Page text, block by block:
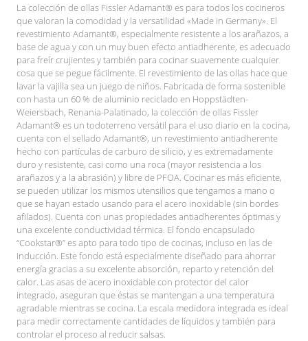
La colección de ollas Fissler Adamant® es para todos los cocineros
que valoran la comodidad y la versatilidad «Made in Germany». El
revestimiento Adamant®, especialmente resistente a los arañazos, a
base de agua y con un muy buen efecto antiadherente, es adecuado
para freír crujientes y también para cocinar suavemente cualquier
cosa que se pegue fácilmente. El revestimiento de las ollas hace que
lavar la vajilla sea un juego de niños. Fabricada de forma sostenible
con hasta un 60 % de aluminio reciclado en Hoppstädten-
Weiersbach, Renania-Palatinado, la colección de ollas Fissler
Adamant® es un todoterreno versátil para el uso diario en la cocina,
cuenta con el sellado Adamant®, un revestimiento antiadherente
hecho con partículas de carburo de silicio, y es extremadamente
duro y resistente, casi como una roca (mayor resistencia a los
arañazos y a la abrasión) y libre de PFOA. Cocinar es más eficiente,
se pueden utilizar los mismos utensilios que tengamos a mano o
que se hayan estado usando para el acero inoxidable (sin bordes
afilados). Cuenta con unas propiedades antiadherentes óptimas y
una excelente conductividad térmica. El fondo encapsulado
“Cookstar®” es apto para todo tipo de cocinas, incluso en las de
inducción. Este fondo está especialmente diseñado para ahorrar
energía gracias a su excelente absorción, reparto y retención del
calor. Las asas de acero inoxidable con protector del calor
integrado, aseguran que éstas se mantengan a una temperatura
agradable mientras se cocina. La escala medidora integrada es ideal
para medir correctamente cantidades de líquidos y también para
controlar el proceso al reducir salsas.